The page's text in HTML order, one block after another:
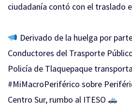
ciudadanía contó con el traslado
Derivado de la huelga por
Conductores del Trasporte
Policía de Tlaquepaque
#MiMacroPeriférico sobre
Centro Sur, rumbo al ITESO